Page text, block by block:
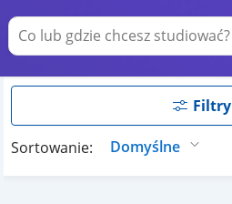
Filtry
Sortowanie: